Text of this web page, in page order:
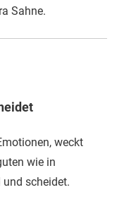
Sahne.
weckt
wie in
scheidet.